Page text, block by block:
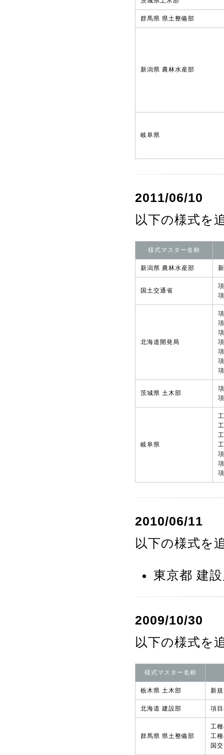
群馬県 県土整備部
新潟県 農林水産部
岐阜県
2011/06/10
以下の様式を
様式マスター名称
新潟県 農林水産部
国土交通省
北海道開発局
茨城県 土木部
岐阜県
2010/06/11
以下の様式を
東京都 建
2009/10/30
以下の様式を
様式マスター名称
栃木県 土木部 新
北海道 建設部 項
群馬県 県土整備部
工
工
国